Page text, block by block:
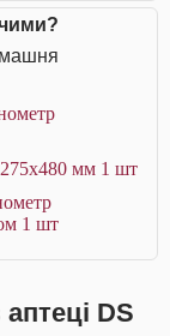
мм 1 шт
1 шт
DS